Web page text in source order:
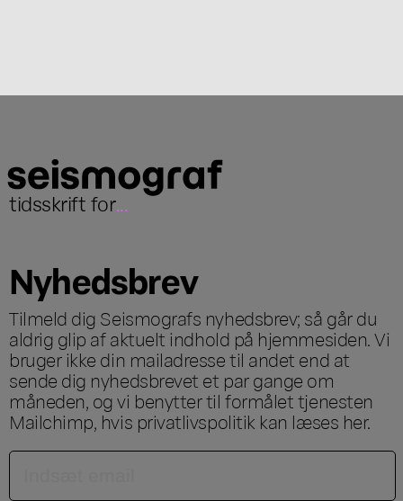
tidsskrift for...
Nyhedsbrev
Tilmeld dig Seismografs nyhedsbrev; så går du
aldrig glip af aktuelt indhold på hjemmesiden. Vi
bruger ikke din mailadresse til andet end at
sende dig nyhedsbrevet et par gange om
måneden, og vi benytter til formålet tjenesten
Mailchimp, hvis privatlivspolitik kan læses her.